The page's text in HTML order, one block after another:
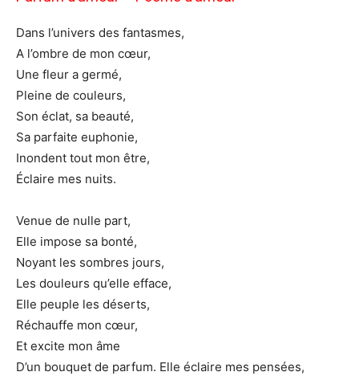
Dans l’univers des fantasmes,
A l’ombre de mon cœur,
Une fleur a germé,
Pleine de couleurs,
Son éclat, sa beauté,
Sa parfaite euphonie,
Inondent tout mon être,
Éclaire mes nuits.
Venue de nulle part,
Elle impose sa bonté,
Noyant les sombres jours,
Les douleurs qu’elle efface,
Elle peuple les déserts,
Réchauffe mon cœur,
Et excite mon âme
D’un bouquet de parfum. Elle éclaire mes pensées,